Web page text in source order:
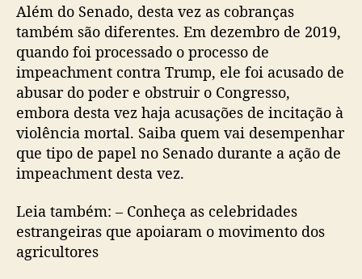
Além do Senado, desta vez as cobranças
também são diferentes. Em dezembro de 2019,
quando foi processado o processo de
impeachment contra Trump, ele foi acusado de
abusar do poder e obstruir o Congresso,
embora desta vez haja acusações de incitação à
violência mortal. Saiba quem vai desempenhar
que tipo de papel no Senado durante a ação de
impeachment desta vez.
Leia também: – Conheça as celebridades
estrangeiras que apoiaram o movimento dos
agricultores